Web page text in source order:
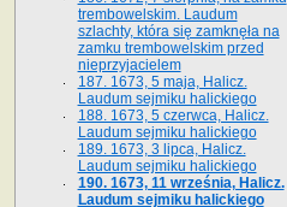
trembowelskim. Laudum
szlachty, która się zamknęła na
zamku trembowelskim przed
nieprzyjacielem
187. 1673, 5 maja, Halicz.
Laudum sejmiku halickiego
188. 1673, 5 czerwca, Halicz.
Laudum sejmiku halickiego
189. 1673, 3 lipca, Halicz.
Laudum sejmiku halickiego
190. 1673, 11 września, Halicz.
Laudum sejmiku halickiego